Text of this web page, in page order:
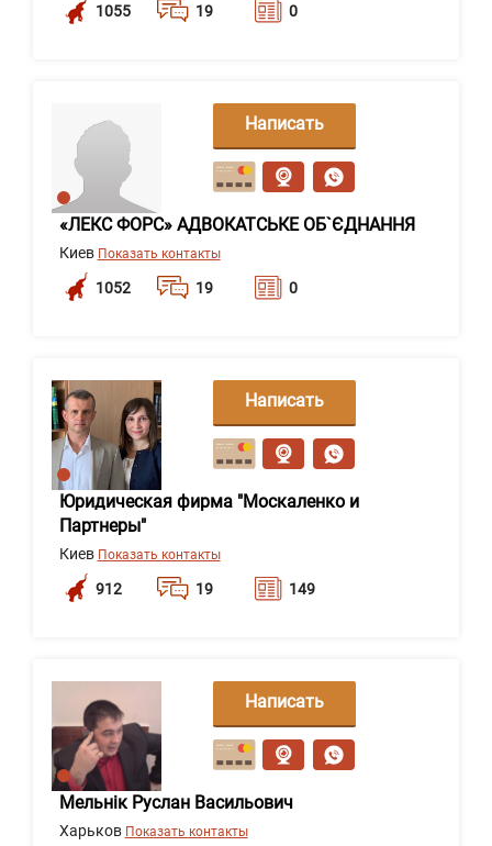
1055 19 0
«ЛЕКС ФОРС» АДВОКАТСЬКЕ ОБ`ЄДНАННЯ
Киев Показать контакты
1052 19 0
Написать
сообщение
Юридическая фирма "Москаленко и
Партнеры"
Киев Показать контакты
912 19 149
Написать
сообщение
Мельнік Руслан Васильович
Харьков Показать контакты
Написать
сообщение